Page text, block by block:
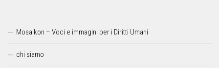
Mosaikon – Voci e immagini per i Diritti Umani
chi siamo